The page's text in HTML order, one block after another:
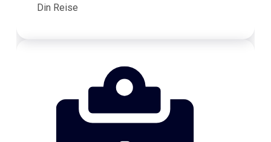
Din Reise